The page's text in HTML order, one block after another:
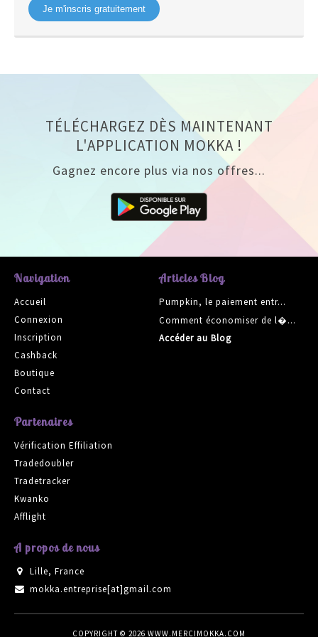
Je m'inscris gratuitement
TÉLÉCHARGEZ DÈS MAINTENANT
L'APPLICATION MOKKA !
Gagnez encore plus via nos offres...
Navigation
Accueil
Connexion
Inscription
Cashback
Boutique
Contact
Articles Blog
Pumpkin, le paiement entr...
Comment économiser de l�...
Accéder au Blog
Partenaires
Vérification Effiliation
Tradedoubler
Tradetracker
Kwanko
Afflight
A propos de nous
Lille, France
mokka.entreprise[at]gmail.com
COPYRIGHT © 2026 WWW.MERCIMOKKA.COM